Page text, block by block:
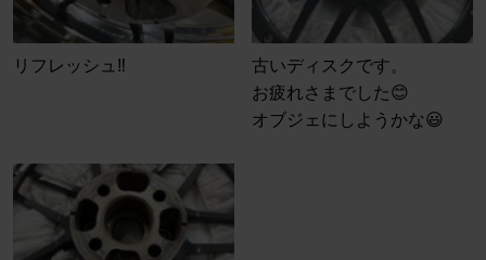
リフレッシュ‼️
古いディスクです。
お疲れさまでした😊
オブジェにしようかな😃